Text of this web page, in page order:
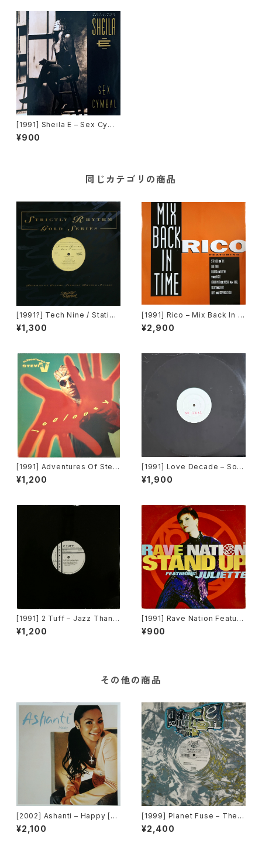
[1991] Sheila E – Sex Cymb
al [Warner Bros. Records]
[在庫B]
¥900
同じカテゴリの商品
[1991?] Tech Nine / Static –
Slam Jam / Dream It [Strict
ly Rhythm]
¥1,300
[1991] Rico – Mix Back In T
ime / What! [SMP]
¥2,900
[1991] Adventures Of Stevi
e V. – Jealousy [Mercury]
¥1,200
[1991] Love Decade – So R
eal [Not On Label][PROM
O]
¥1,900
[1991] 2 Tuff – Jazz Thang
(Remixes) [Intrigue Record
s][PROMO]
¥1,200
[1991] Rave Nation Featuri
ng Juliette – Stand Up [Pul
se-8 Records]
¥900
その他の商品
[2002] Ashanti – Happy [M
urder Inc Records]
¥2,100
[1999] Planet Fuse – The R
eal Face [Dance Pollution]
¥2,400